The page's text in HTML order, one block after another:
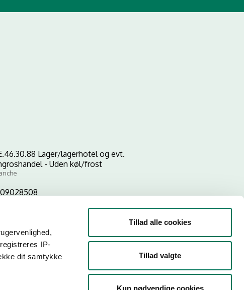
IP-
dit samtykke
Tillad alle cookies
Tillad valgte
Kun nødvendige cookies
Lager/lagerhotel og evt.
- Uden køl/frost